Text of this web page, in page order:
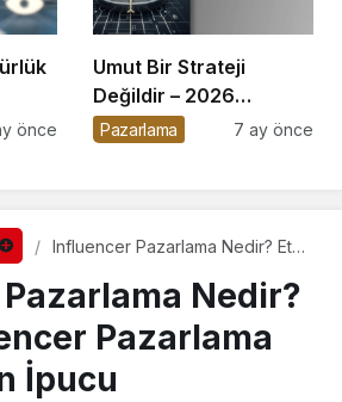
önce
Umut Bir Strateji
Değildir – 2026
Pazarlama Planı
Pazarlama 7 ay önce
Influencer Pazarlama Nedir? Etkili
İpucu
Nedir?
Pazarlama
İpucu